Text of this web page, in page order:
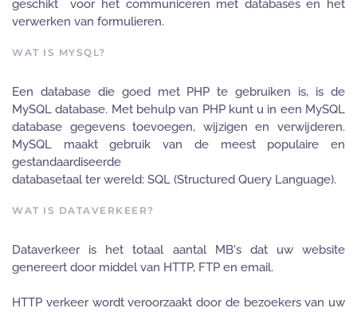
geschikt voor het communiceren met databases en het
verwerken van formulieren.
WAT IS MYSQL?
Een database die goed met PHP te gebruiken is, is de
MySQL database. Met behulp van PHP kunt u in een MySQL
database gegevens toevoegen, wijzigen en verwijderen.
MySQL maakt gebruik van de meest populaire en
gestandaardiseerde
databasetaal ter wereld: SQL (Structured Query Language).
WAT IS DATAVERKEER?
Dataverkeer is het totaal aantal MB's dat uw website
genereert door middel van HTTP, FTP en email.
HTTP verkeer wordt veroorzaakt door de bezoekers van uw